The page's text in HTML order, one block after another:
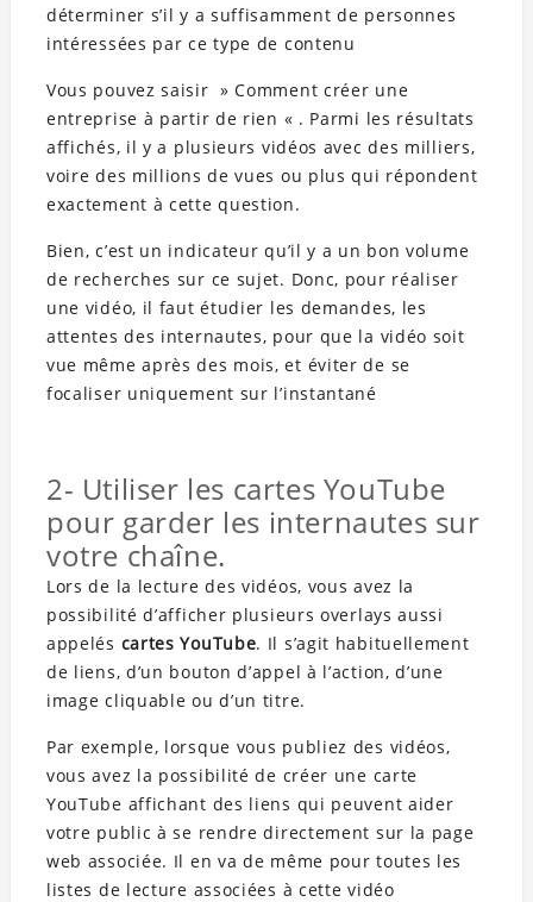
déterminer s’il y a suffisamment de personnes
intéressées par ce type de contenu
Vous pouvez saisir » Comment créer une
entreprise à partir de rien « . Parmi les résultats
affichés, il y a plusieurs vidéos avec des milliers,
voire des millions de vues ou plus qui répondent
exactement à cette question.
Bien, c’est un indicateur qu’il y a un bon volume
de recherches sur ce sujet. Donc, pour réaliser
une vidéo, il faut étudier les demandes, les
attentes des internautes, pour que la vidéo soit
vue même après des mois, et éviter de se
focaliser uniquement sur l’instantané
2- Utiliser les cartes YouTube
pour garder les internautes sur
votre chaîne.
Lors de la lecture des vidéos, vous avez la
possibilité d’afficher plusieurs overlays aussi
appelés cartes YouTube. Il s’agit habituellement
de liens, d’un bouton d’appel à l’action, d’une
image cliquable ou d’un titre.
Par exemple, lorsque vous publiez des vidéos,
vous avez la possibilité de créer une carte
YouTube affichant des liens qui peuvent aider
votre public à se rendre directement sur la page
web associée. Il en va de même pour toutes les
listes de lecture associées à cette vidéo